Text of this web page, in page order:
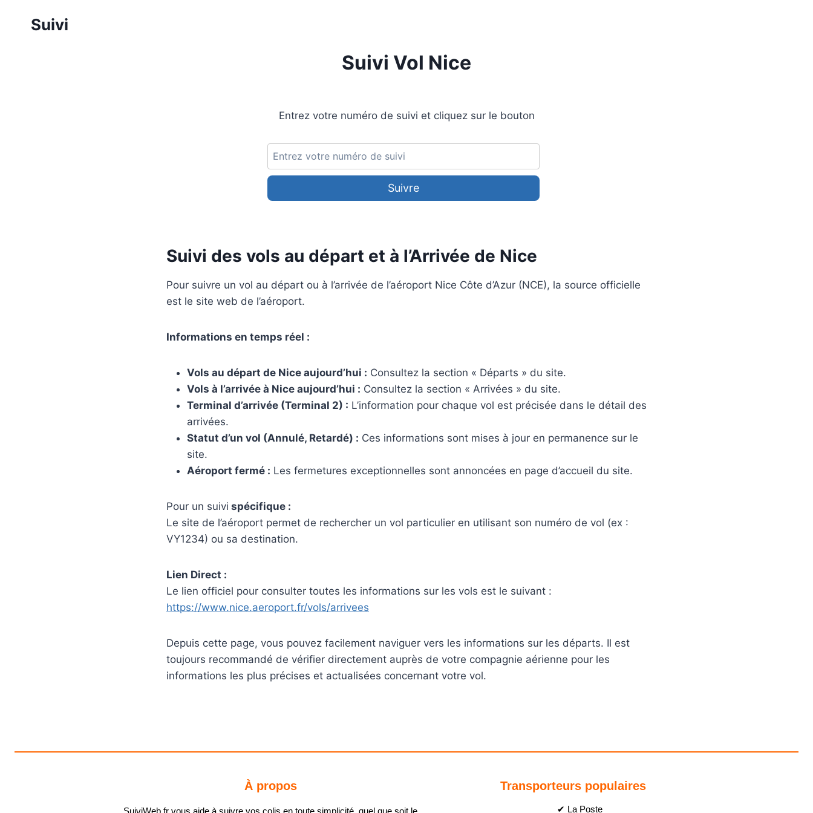
Suivi
Suivi Vol Nice
Entrez votre numéro de suivi et cliquez sur le bouton
Suivre
Suivi des vols au départ et à l’Arrivée de Nice
Pour suivre un vol au départ ou à l’arrivée de l’aéroport Nice Côte d’Azur (NCE), la source officielle
est le site web de l’aéroport.
Informations en temps réel :
Vols au départ de Nice aujourd’hui : Consultez la section « Départs » du site.
Vols à l’arrivée à Nice aujourd’hui : Consultez la section « Arrivées » du site.
Terminal d’arrivée (Terminal 2) : L’information pour chaque vol est précisée dans le détail des
arrivées.
Statut d’un vol (Annulé, Retardé) : Ces informations sont mises à jour en permanence sur le
site.
Aéroport fermé : Les fermetures exceptionnelles sont annoncées en page d’accueil du site.
Pour un suivi spécifique :
Le site de l’aéroport permet de rechercher un vol particulier en utilisant son numéro de vol (ex :
VY1234) ou sa destination.
Lien Direct :
Le lien officiel pour consulter toutes les informations sur les vols est le suivant :
https://www.nice.aeroport.fr/vols/arrivees
Depuis cette page, vous pouvez facilement naviguer vers les informations sur les départs. Il est
toujours recommandé de vérifier directement auprès de votre compagnie aérienne pour les
informations les plus précises et actualisées concernant votre vol.
À propos
SuiviWeb.fr vous aide à suivre vos colis en toute simplicité, quel que soit le
Transporteurs populaires
✔ La Poste